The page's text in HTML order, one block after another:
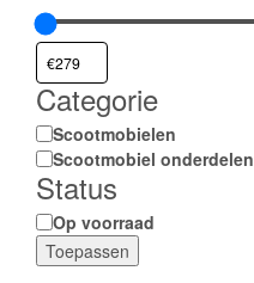
Categorie
Categorie
Scootmobielen
Scootmobiel onderdelen
Status
Status
Op voorraad
Toepassen